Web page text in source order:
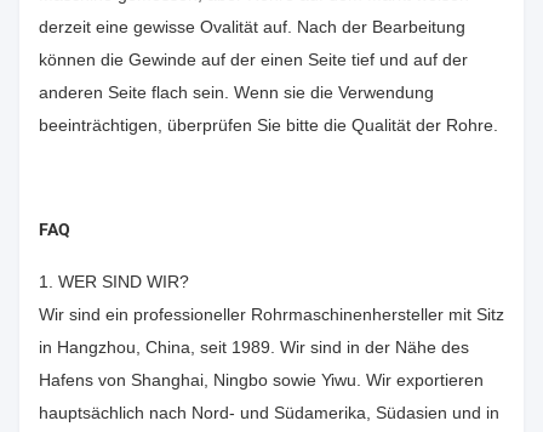
derzeit eine gewisse Ovalität auf. Nach der Bearbeitung
können die Gewinde auf der einen Seite tief und auf der
anderen Seite flach sein. Wenn sie die Verwendung
beeinträchtigen, überprüfen Sie bitte die Qualität der Rohre.
FAQ
1. WER SIND WIR?
Wir sind ein professioneller Rohrmaschinenhersteller mit Sitz
in Hangzhou, China, seit 1989. Wir sind in der Nähe des
Hafens von Shanghai, Ningbo sowie Yiwu. Wir exportieren
hauptsächlich nach Nord- und Südamerika, Südasien und in